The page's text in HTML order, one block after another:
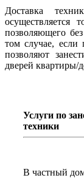
Доставка
осуществляется
позволяющего
том случае, если
позволяют
дверей квартиры/
Услуги по
техники
В частный